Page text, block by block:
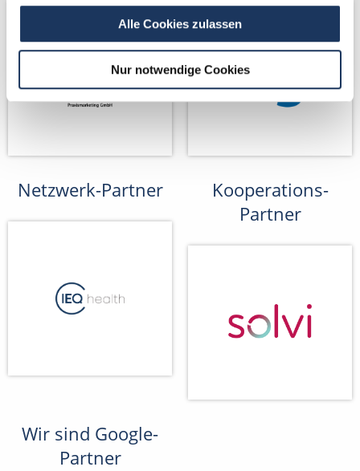
Alle Cookies zulassen
Nur notwendige Cookies
Netzwerk-Partner
Kooperations-
Partner
Wir sind Google-
Partner